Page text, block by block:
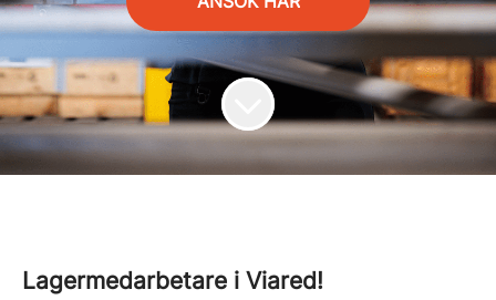
Lagermedarbetare i Viared!